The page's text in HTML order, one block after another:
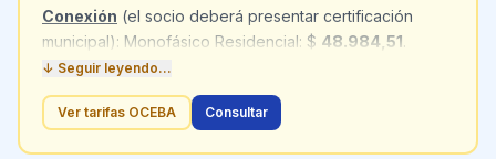
Conexión (el socio deberá presentar certificación
municipal): Monofásico Residencial: $ 48.984,51.
Monofásico Comercial: $
Residencial: $111.840,43. Trifásico Comercial: $
179.390,88.
Reconexión:Residencial: $6.155,81. Comercial: $
↓ Seguir leyendo...
Ver tarifas OCEBA Consultar